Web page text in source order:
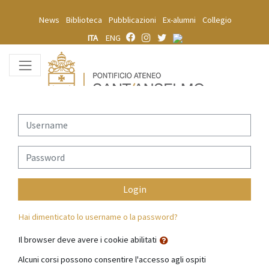
News
Biblioteca Pubblicazioni Ex-alumni
Collegio
ITA
ENG
Username
Password
Login
Hai dimenticato lo username o la password?
Il browser deve avere i cookie abilitati
Alcuni corsi possono consentire l'accesso agli ospiti